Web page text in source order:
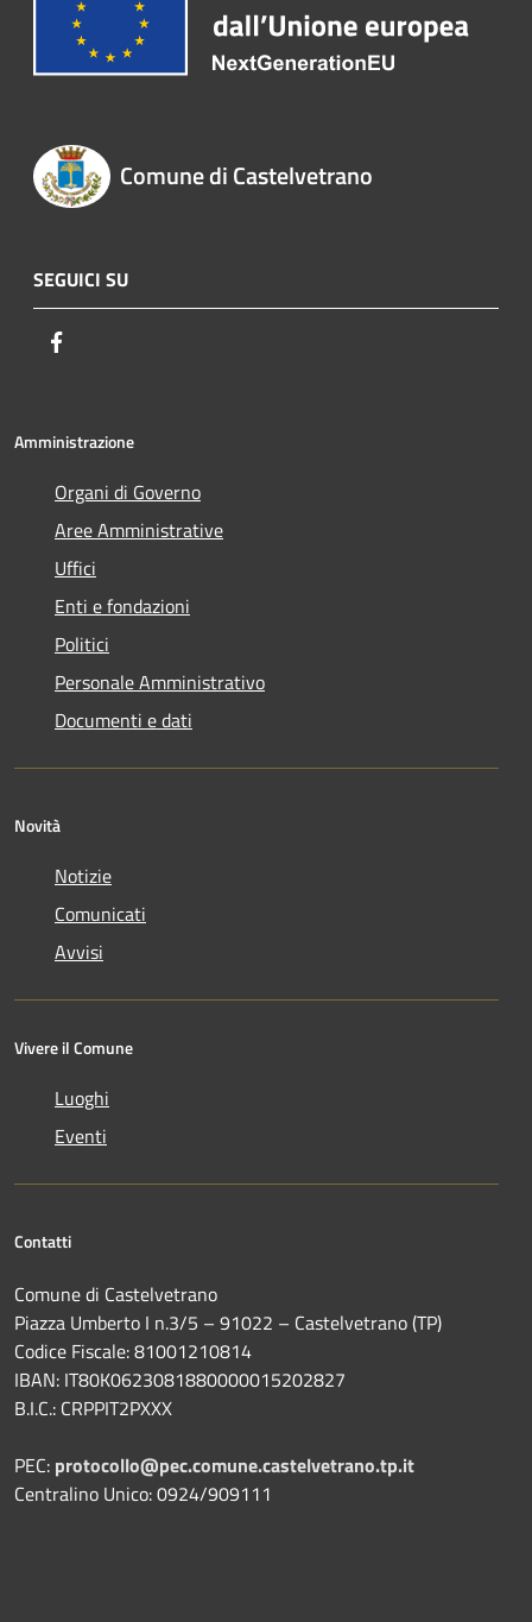
Comune di Castelvetrano
SEGUICI SU
Amministrazione
Organi di Governo
Aree Amministrative
Uffici
Enti e fondazioni
Politici
Personale Amministrativo
Documenti e dati
Novità
Notizie
Comunicati
Avvisi
Vivere il Comune
Luoghi
Eventi
Contatti
Comune di Castelvetrano
Piazza Umberto I n.3/5 – 91022 – Castelvetrano (TP)
Codice Fiscale: 81001210814
IBAN: IT80K0623081880000015202827
B.I.C.: CRPPIT2PXXX
PEC: protocollo@pec.comune.castelvetrano.tp.it
Centralino Unico: 0924/909111